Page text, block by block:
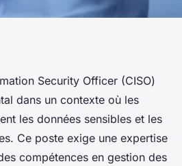
le métier ciso :
•7 min de lecture
Security Officer (CISO)
dans un contexte où les
les données sensibles et les
Ce poste exige une expertise
compétences en gestion des